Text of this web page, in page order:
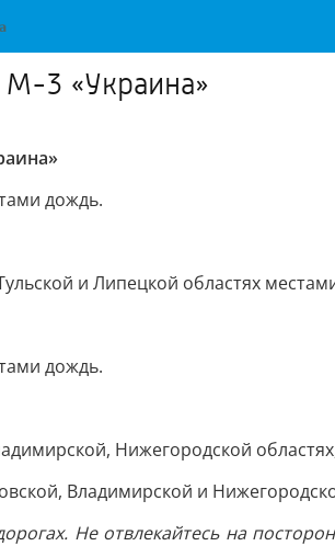
М-3 «Украина»
дождь.
и Липецкой областях
дождь.
Нижегородской
Владимирской и
Не отвлекайтесь на